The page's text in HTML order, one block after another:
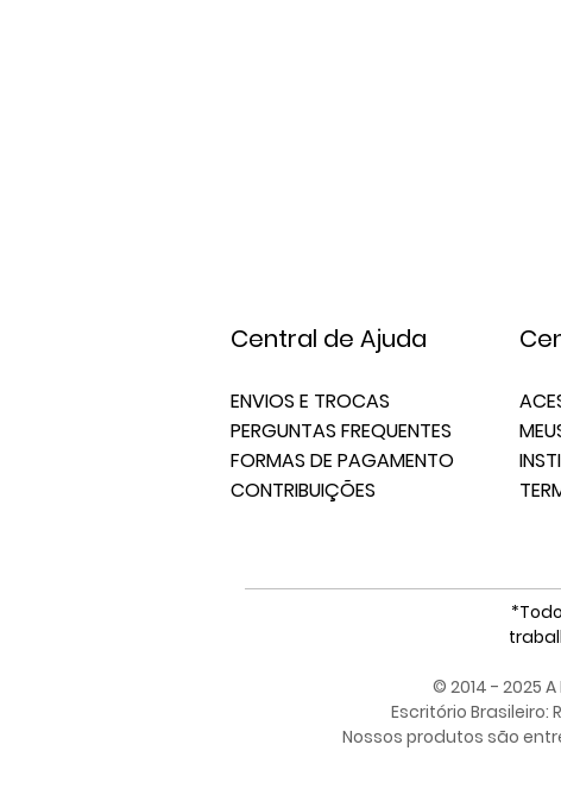
Central de Ajuda
ENVIOS E TROCAS
PERGUNTAS FREQUENTES
FORMAS DE PAGAMENTO
CONTRIBUIÇÕES
© 2014 - 2025
Escritório Brasileiro:
Nossos produtos são